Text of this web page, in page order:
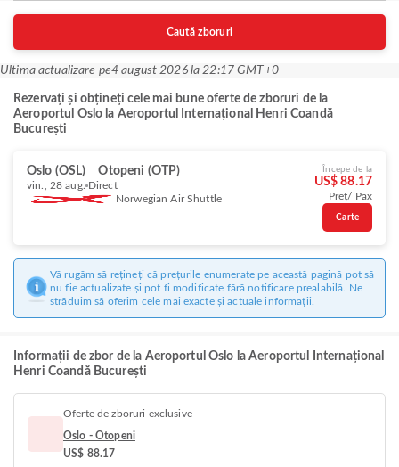
Caută zboruri
Ultima actualizare pe4 august 2026 la 22:17 GMT+0
Rezervați și obțineți cele mai bune oferte de zboruri de la
Aeroportul Oslo la Aeroportul Internațional Henri Coandă
București
Oslo (OSL) Otopeni (OTP)
vin., 28 aug. Direct
Norwegian Air Shuttle
Începe de la
US$ 88.17
Preț/ Pax
Carte
Vă rugăm să rețineți că prețurile enumerate pe această pagină pot să
nu fie actualizate și pot fi modificate fără notificare prealabilă. Ne
străduim să oferim cele mai exacte și actuale informații.
Informații de zbor de la Aeroportul Oslo la Aeroportul Internațional
Henri Coandă București
Oferte de zboruri exclusive
Oslo - Otopeni
US$ 88.17